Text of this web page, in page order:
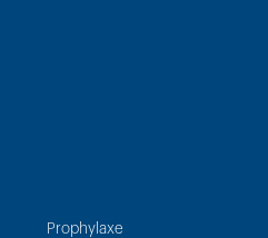
Prophylaxe